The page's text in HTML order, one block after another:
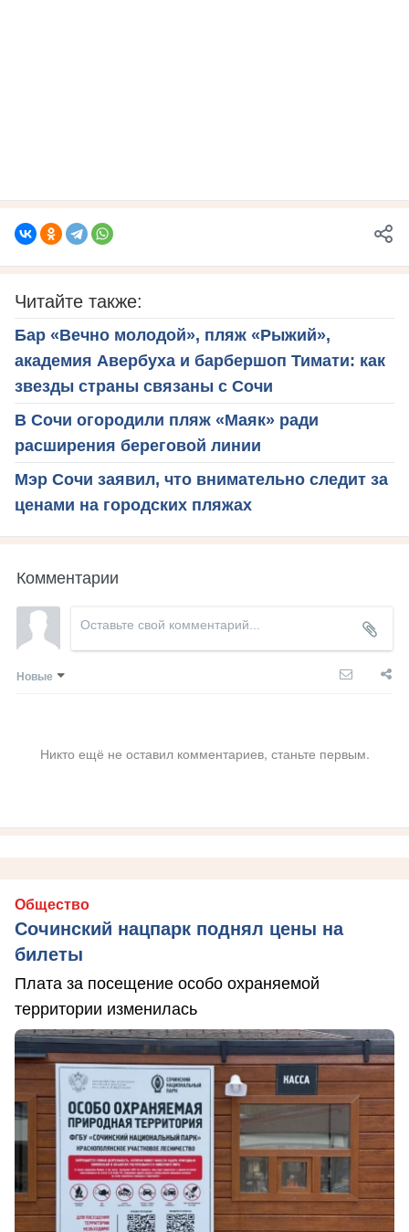
Читайте также:
Бар «Вечно молодой», пляж «Рыжий»,
академия Авербуха и барбершоп Тимати: как
звезды страны связаны с Сочи
В Сочи огородили пляж «Маяк» ради
расширения береговой линии
Мэр Сочи заявил, что внимательно следит за
ценами на городских пляжах
Комментарии
Новые
Никто ещё не оставил комментариев, станьте первым.
Общество
Сочинский нацпарк поднял цены на
билеты
Плата за посещение особо охраняемой
территории изменилась